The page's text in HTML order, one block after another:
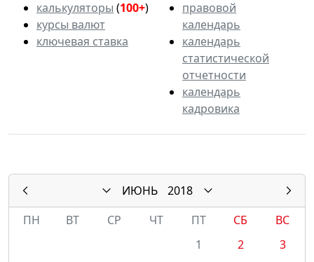
калькуляторы (100+)
курсы валют
ключевая ставка
правовой
календарь
календарь
статистической
отчетности
календарь
кадровика
ИЮНЬ
2018
ПН
ВТ СР ЧТ ПТ СБ
ВС
1
2
3